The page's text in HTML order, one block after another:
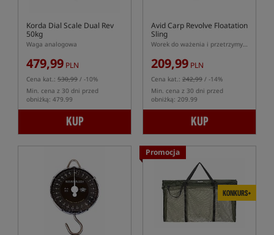
Korda Dial Scale Dual Rev
50kg
Waga analogowa
479,99 PLN
Cena kat.: 530,99 / -10%
Min. cena z 30 dni przed
obniżką: 479.99
KUP
Avid Carp Revolve Floatation
Sling
Worek do ważenia i przetrzymywania ryb
209,99 PLN
Cena kat.: 242,99 / -14%
Min. cena z 30 dni przed
obniżką: 209.99
KUP
Promocja
KONKURS+